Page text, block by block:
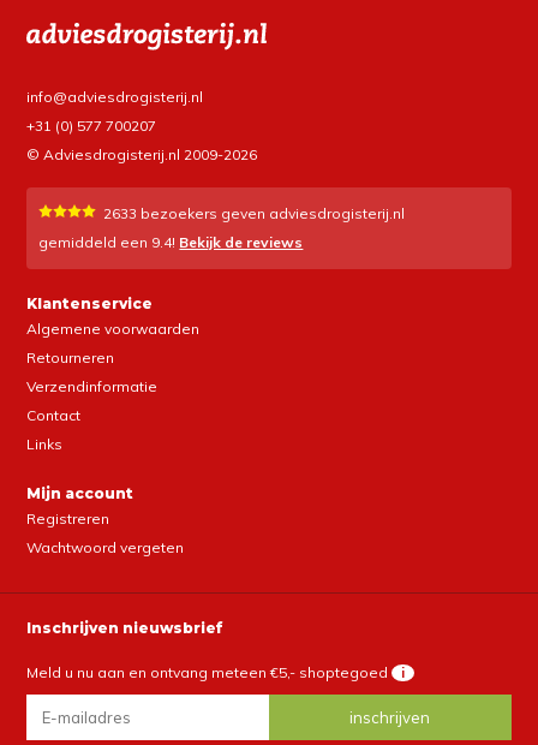
info@adviesdrogisterij.nl
+31 (0) 577 700207
© Adviesdrogisterij.nl 2009-2026
2633 bezoekers geven adviesdrogisterij.nl
gemiddeld een 9.4! Bekijk de reviews
Klantenservice
Algemene voorwaarden
Retourneren
Verzendinformatie
Contact
Links
Mijn account
Registreren
Wachtwoord vergeten
Inschrijven nieuwsbrief
Meld u nu aan en ontvang meteen €5,- shoptegoed i